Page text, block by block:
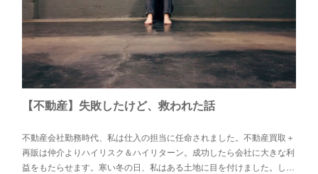
【不動産】失敗したけど、救われた話
不動産会社勤務時代、私は仕入の担当に任命されました。不動産買取＋
再販は仲介よりハイリスク＆ハイリターン。成功したら会社に大きな利
益をもたらせます。寒い冬の日、私はある土地に目を付けました。し…